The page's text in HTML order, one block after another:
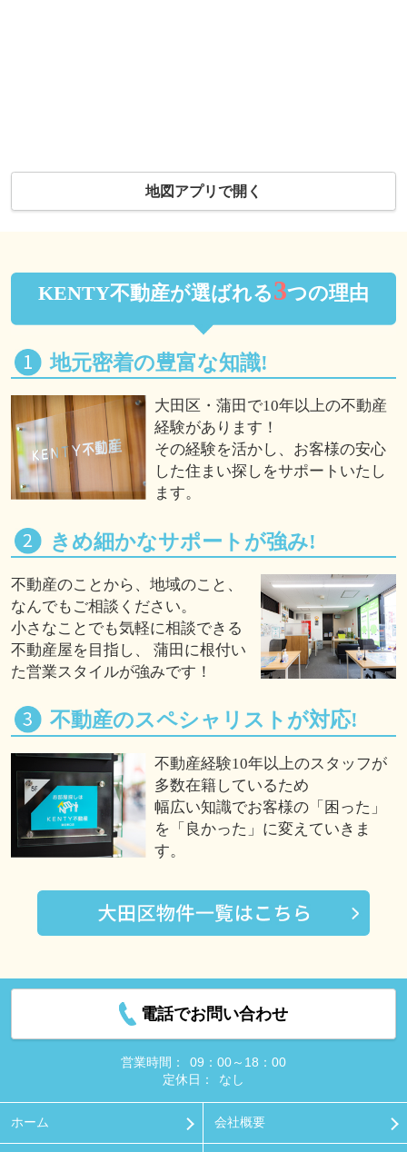
地図アプリで開く
KENTY不動産が選ばれる3つの理由
地元密着の豊富な知識!
大田区・蒲田で10年以上の不動産
経験があります！
その経験を活かし、お客様の安心
した住まい探しをサポートいたし
ます。
きめ細かなサポートが強み!
不動産のことから、地域のこと、
なんでもご相談ください。
小さなことでも気軽に相談できる
不動産屋を目指し、 蒲田に根付い
た営業スタイルが強みです！
不動産のスペシャリストが対応!
不動産経験10年以上のスタッフが
多数在籍しているため
幅広い知識でお客様の「困った」
を「良かった」に変えていきま
す。
電話でお問い合わせ
営業時間：
09：00～18：00
定休日：
なし
ホーム 会社概要